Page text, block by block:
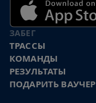
ЗАБЕГ
ТРАССЫ
КОМАНДЫ
РЕЗУЛЬТАТЫ
ПОДАРИТЬ ВАУЧЕР